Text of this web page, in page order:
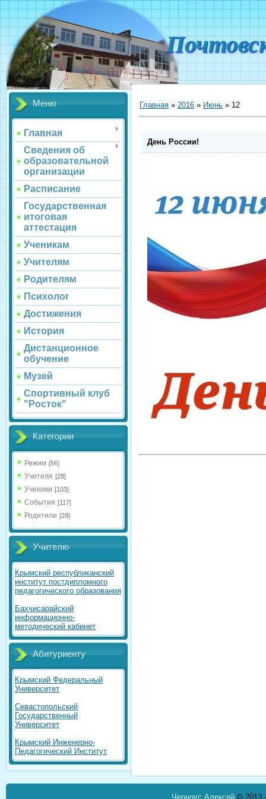
Меню
Главная
Сведения об
образовательной
организации
Расписание
Государственная
итоговая
аттестация
Ученикам
Учителям
Родителям
Психолог
Достижения
История
Дистанционное
обучение
Музей
Спортивный клуб
"Росток"
Категории
Режим [56]
Учителя [28]
Ученики [103]
События [117]
Родители [28]
Учителю
Крымский республиканский
институт постдипломного
педагогического образования
Бахчисарайский
информационно-
методический кабинет
Абитуриенту
Крымский Федеральный
Университет
Севастопольский
Государственный
Университет
Крымский Инженерно-
Педагогический Институт
Главная » 2016 » Июнь » 12
День России!
Черноус Алексей© 2013 -